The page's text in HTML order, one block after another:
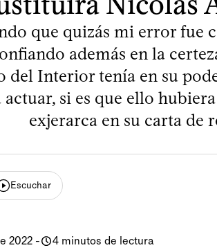
que quizás mi error fue
además en la
del Interior tenía en su
si es que ello
exjerarca en su carta de
Escuchar
2022 - 4 minutos de lectura